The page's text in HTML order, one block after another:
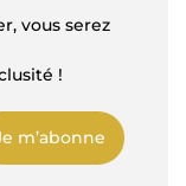
vous serez
!
m’abonne